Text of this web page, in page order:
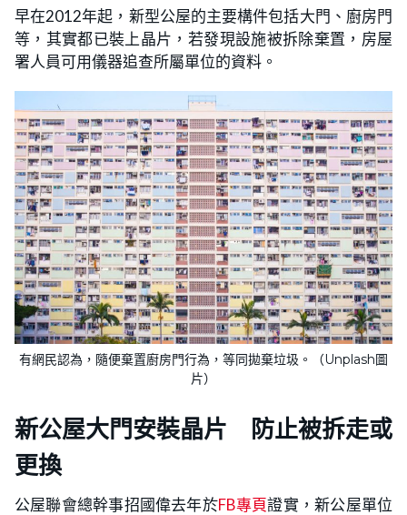
早在2012年起，新型公屋的主要構件包括大門、廚房門
等，其實都已裝上晶片，若發現設施被拆除棄置，房屋
署人員可用儀器追查所屬單位的資料。
有網民認為，隨便棄置廚房門行為，等同拋棄垃圾。（Unplash圖
片）
新公屋大門安裝晶片 防止被拆走或
更換
公屋聯會總幹事招國偉去年於FB專頁證實，新公屋單位